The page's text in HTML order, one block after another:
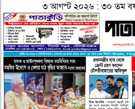
৩ আগস্ট ২০২৬ : ৩০ তম